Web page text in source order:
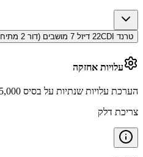
טרנד 22CDI דיזל 7 מושבים (דור 2 מתיחת פנים)
עלויות אחזקה
הערכת עלויות שנתיות על בסיס 15,000 ק״מ בשנה
צריכת דלק